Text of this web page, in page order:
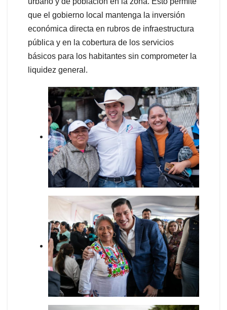
que el gobierno local mantenga la inversión
económica directa en rubros de infraestructura
pública y en la cobertura de los servicios
básicos para los habitantes sin comprometer la
liquidez general.